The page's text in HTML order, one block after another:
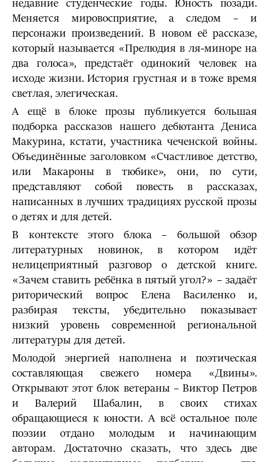
недавние студенческие годы. Юность позади.
Меняется мировосприятие, а следом – и
персонажи произведений. В новом её рассказе,
который называется «Прелюдия в ля-миноре на
два голоса», предстаёт одинокий человек на
исходе жизни. История грустная и в тоже время
светлая, элегическая.
А ещё в блоке прозы публикуется большая
подборка рассказов нашего дебютанта Дениса
Макурина, кстати, участника чеченской войны.
Объединённые заголовком «Счастливое детство,
или Макароны в тюбике», они, по сути,
представляют собой повесть в рассказах,
написанных в лучших традициях русской прозы
о детях и для детей.
В контексте этого блока – большой обзор
литературных новинок, в котором идёт
нелицеприятный разговор о детской книге.
«Зачем ставить ребёнка в пятый угол?» – задаёт
риторический вопрос Елена Василенко и,
разбирая тексты, убедительно показывает
низкий уровень современной региональной
литературы для детей.
Молодой энергией наполнена и поэтическая
составляющая свежего номера «Двины».
Открывают этот блок ветераны – Виктор Петров
и Валерий Шабалин, в своих стихах
обращающиеся к юности. А всё остальное поле
поэзии отдано молодым и начинающим
авторам. Достаточно сказать, что здесь две